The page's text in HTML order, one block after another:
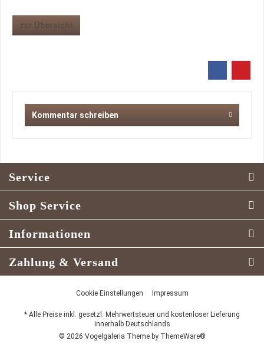
zur Übersicht
Kommentar schreiben
Service
Shop Service
Informationen
Zahlung & Versand
Cookie Einstellungen Impressum
* Alle Preise inkl. gesetzl. Mehrwertsteuer und kostenloser Lieferung
innerhalb Deutschlands
© 2026 Vogelgaleria Theme by ThemeWare®